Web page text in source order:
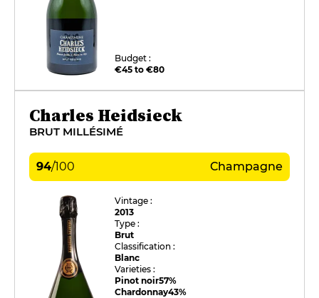
Budget :
€45 to €80
Charles Heidsieck
BRUT MILLÉSIMÉ
94/100 Champagne
Vintage :
2013
Type :
Brut
Classification :
Blanc
Varieties :
Pinot noir57%
Chardonnay43%